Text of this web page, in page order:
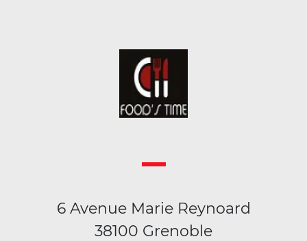
6 Avenue Marie Reynoard
38100 Grenoble